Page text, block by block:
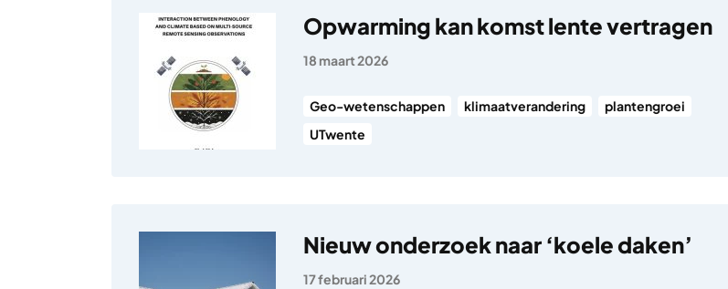
Opwarming kan komst lente vertragen
18 maart 2026
Geo-wetenschappen klimaatverandering
plantengroei
UTwente
Nieuw onderzoek naar ‘koele daken’
17 februari 2026